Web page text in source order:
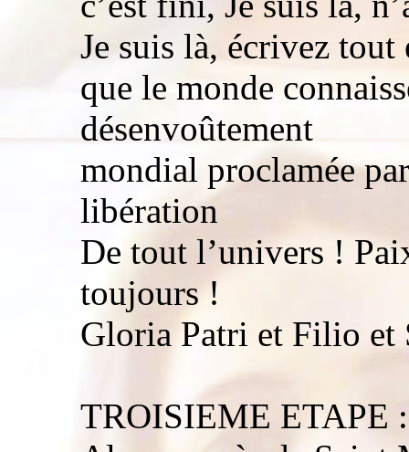
Je suis là, écrivez tout
que le monde
désenvoûtement
mondial proclamée
libération
De tout l’univers !
toujours !
Gloria Patri et Filio et
TROISIEME ETAPE